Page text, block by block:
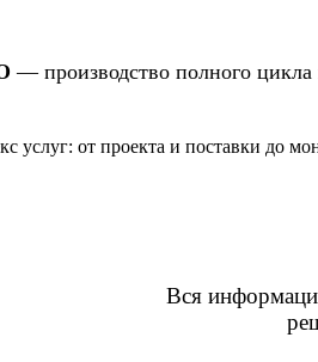
— производство полного
услуг: от проекта и поставки до
Вся